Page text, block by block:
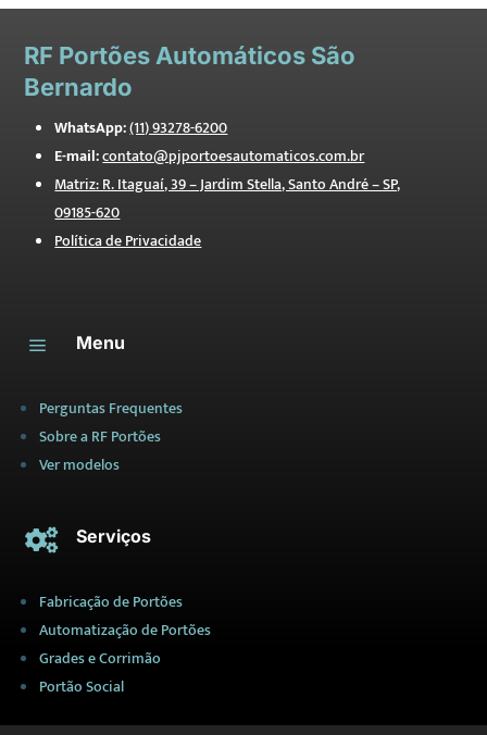
RF Portões Automáticos São
Bernardo
WhatsApp:(11) 93278-6200
E-mail:contato@pjportoesautomaticos.com.br
Matriz: R. Itaguaí, 39 – Jardim Stella, Santo André – SP,
09185-620
Política de Privacidade
a Menu
Perguntas Frequentes
Sobre a RF Portões
Ver modelos
 Serviços
Fabricação de Portões
Automatização de Portões
Grades e Corrimão
Portão Social